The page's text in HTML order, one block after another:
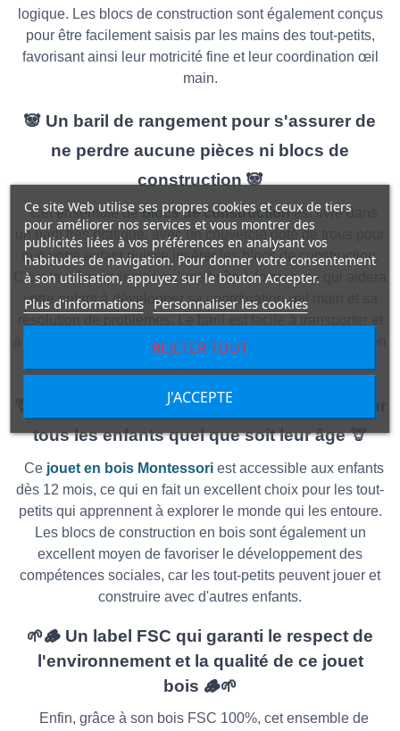
Ce site Web utilise ses propres cookies et ceux de tiers
pour améliorer nos services et vous montrer des
publicités liées à vos préférences en analysant vos
habitudes de navigation. Pour donner votre consentement
à son utilisation, appuyez sur le bouton Accepter.
Plus d'informations Personnaliser les cookies
REJETER TOUT
J'ACCEPTE
logique. Les blocs de construction sont également conçus
pour être facilement saisis par les mains des tout-petits,
favorisant ainsi leur motricité fine et leur coordination œil
main.
🐼 Un baril de rangement pour s'assurer de
ne perdre aucune pièces ni blocs de
construction 🐼
Cet ensemble deblocs de constructionest livré dans
un baril très pratique, avec un couvercle doté de trous pour
que votre enfant puisse insérer les blocs de construction.
C'est le même principe qu'une boîte à formes, ce qui aidera
votre enfant à développer sa coordination œil main et sa
à ranger, ce qui en fait un jouet idéal pour jouer à la maison
🦒 Un jeux de construction et de partage pour
tous les enfants quel que soit leur âge 🦒
Ce jouet en bois Montessoriest accessible aux enfants
dès 12 mois, ce qui en fait un excellent choix pour les tout-
petits qui apprennent à explorer le monde qui les entoure.
Les blocs de construction en bois sont également un
excellent moyen de favoriser le développement des
compétences sociales, car les tout-petits peuvent jouer et
construire avec d'autres enfants.
🌱🪵 Un label FSC qui garanti le respect de
l'environnement et la qualité de ce jouet
bois 🪵🌱
Enfin, grâce à son bois FSC 100%, cet ensemble de